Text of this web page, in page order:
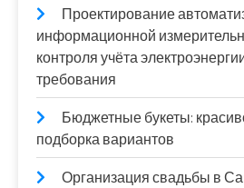
Проектирование
информационной
контроля учёта
требования
Бюджетные букеты:
подборка вариантов
Организация свадьбы в